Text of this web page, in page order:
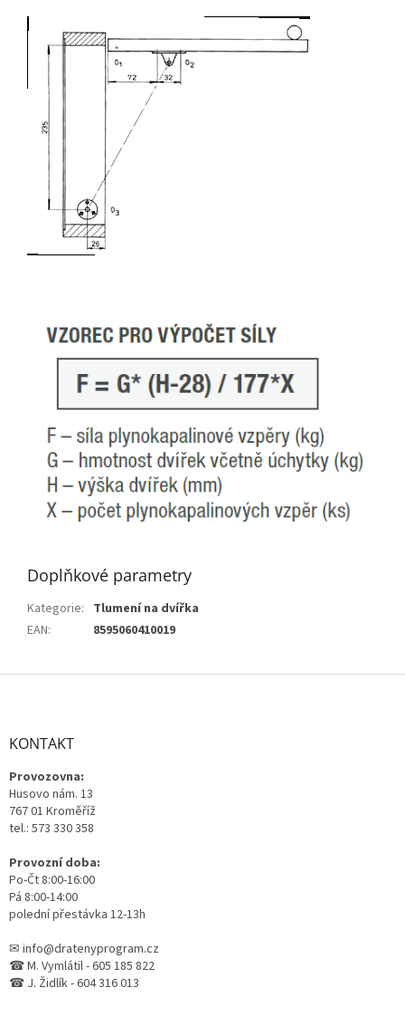
Doplňkové parametry
Kategorie: Tlumení na dvířka
EAN: 8595060410019
Z
KONTAKT
Provozovna:
Husovo nám. 13
767 01 Kroměříž
tel.: 573 330 358
Provozní doba:
Po-Čt 8:00-16:00
Pá 8:00-14:00
polední přestávka 12-13h
✉ info@dratenyprogram.cz
☎ M. Vymlátil - 605 185 822
☎ J. Židlík - 604 316 013